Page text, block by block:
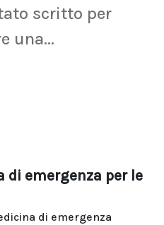
scritto per
una...
emergenza per le
di emergenza